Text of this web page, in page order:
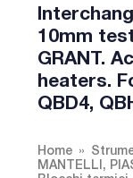
10mm
GRANT.
heaters.
QBD4,
Home
MANTELLI,